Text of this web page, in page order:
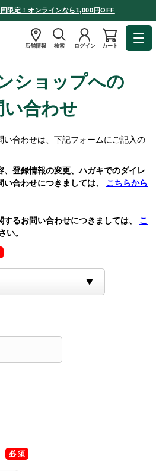
限定！オンラインなら1,000円OFF
店舗情報 検索 ログイン カート
ショップへの
い合わせ
い合わせは、下記フォームにご記入の
登録情報の変更、ハガキでのダイレ
合わせにつきましては、 こちらから
るお問い合わせにつきましては、 こ
い。